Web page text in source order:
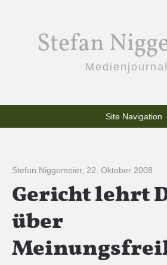
Stefan
Site Navigation
Stefan Niggemeier, 22. Oktober 2008
Gericht lehrt
über